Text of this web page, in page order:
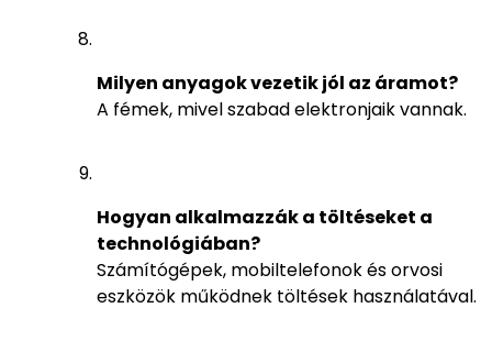
Milyen anyagok vezetik jól az áramot?
A fémek, mivel szabad elektronjaik vannak.
Hogyan alkalmazzák a töltéseket a
technológiában?
Számítógépek, mobiltelefonok és orvosi
eszközök működnek töltések használatával.